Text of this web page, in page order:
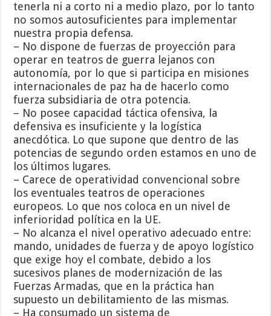
tenerla ni a corto ni a medio plazo, por lo tanto
no somos autosuficientes para implementar
nuestra propia defensa.
– No dispone de fuerzas de proyección para
operar en teatros de guerra lejanos con
autonomía, por lo que si participa en misiones
internacionales de paz ha de hacerlo como
fuerza subsidiaria de otra potencia.
– No posee capacidad táctica ofensiva, la
defensiva es insuficiente y la logística
anecdótica. Lo que supone que dentro de las
potencias de segundo orden estamos en uno de
los últimos lugares.
– Carece de operatividad convencional sobre
los eventuales teatros de operaciones
europeos. Lo que nos coloca en un nivel de
inferioridad política en la UE.
– No alcanza el nivel operativo adecuado entre:
mando, unidades de fuerza y de apoyo logístico
que exige hoy el combate, debido a los
sucesivos planes de modernización de las
Fuerzas Armadas, que en la práctica han
supuesto un debilitamiento de las mismas.
– Ha consumado un sistema de